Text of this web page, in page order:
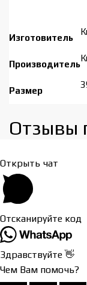
Изготовитель
Производитель
Размер
Отзывы
Открыть чат
Отсканируйте код
Здравствуйте 👋
Чем Вам помочь?